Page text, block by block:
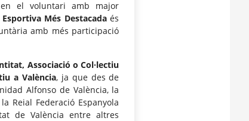
el voluntari amb major
Més Destacadaés
amb més participació
Associació o Col·lectiu
a València, ja que des de
Alfonso de València, la
Reial Federació Espanyola
de València entre altres